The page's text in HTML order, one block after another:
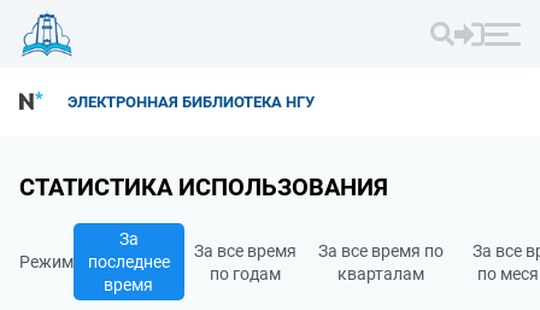
ЭЛЕКТРОННАЯ БИБЛИОТЕКА НГУ
СТАТИСТИКА ИСПОЛЬЗОВАНИЯ
Режим
За
последнее
время
За все время
по годам
За все время по
кварталам
За все
по